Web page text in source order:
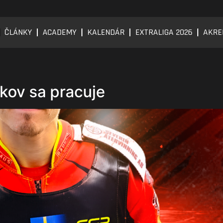
ČLÁNKY ACADEMY KALENDÁR EXTRALIGA 2026
sa pracuje